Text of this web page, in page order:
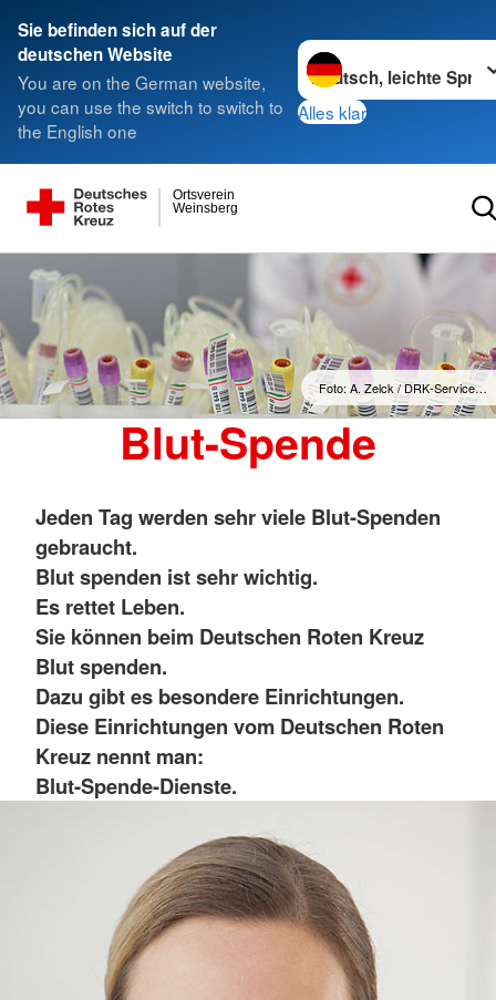
Sie befinden sich auf der
deutschen Website
You are on the German website,
you can use the switch to switch to
the English one
Sprache wechseln zu
Alles klar
Weinsberg
Ortsverein
Foto: A. Zelck / DRK-Service…
Blut-Spende
Jeden Tag werden sehr viele Blut-Spenden
gebraucht.
Blut spenden ist sehr wichtig.
Es rettet Leben.
Sie können beim Deutschen Roten Kreuz
Blut spenden.
Dazu gibt es besondere Einrichtungen.
Diese Einrichtungen vom Deutschen Roten
Kreuz nennt man:
Blut-Spende-Dienste.